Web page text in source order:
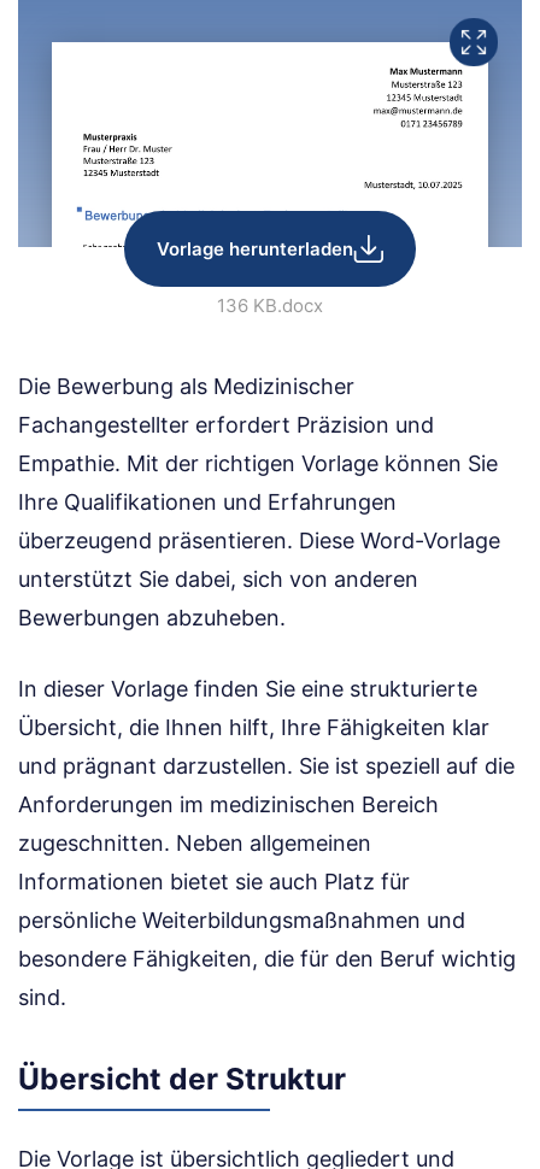
Vorlage herunterladen
136 KB.docx
Die Bewerbung als Medizinischer
Fachangestellter erfordert Präzision und
Empathie. Mit der richtigen Vorlage können Sie
Ihre Qualifikationen und Erfahrungen
überzeugend präsentieren. Diese Word-Vorlage
unterstützt Sie dabei, sich von anderen
Bewerbungen abzuheben.
In dieser Vorlage finden Sie eine strukturierte
Übersicht, die Ihnen hilft, Ihre Fähigkeiten klar
und prägnant darzustellen. Sie ist speziell auf die
Anforderungen im medizinischen Bereich
zugeschnitten. Neben allgemeinen
Informationen bietet sie auch Platz für
persönliche Weiterbildungsmaßnahmen und
besondere Fähigkeiten, die für den Beruf wichtig
sind.
Übersicht der Struktur
Die Vorlage ist übersichtlich gegliedert und